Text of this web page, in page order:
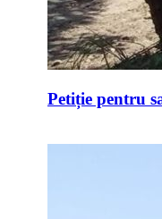
Petiție pentru